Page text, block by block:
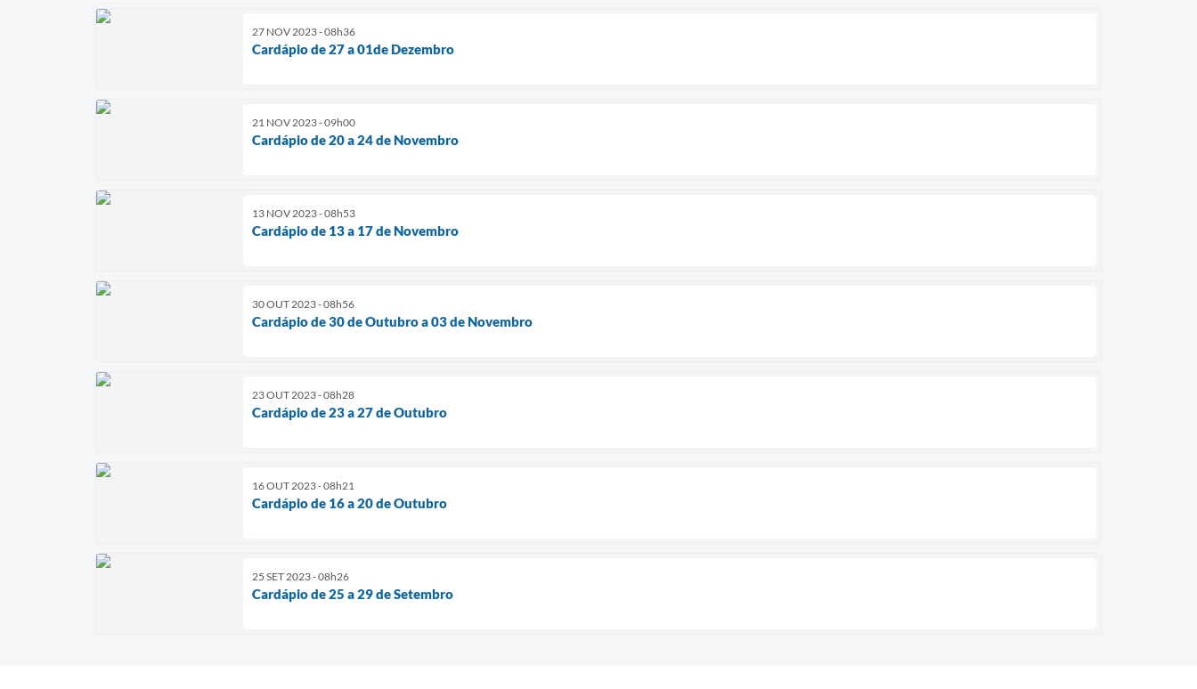
27 NOV 2023 - 08h36
Cardápio de 27 a 01de Dezembro
21 NOV 2023 - 09h00
Cardápio de 20 a 24 de Novembro
13 NOV 2023 - 08h53
Cardápio de 13 a 17 de Novembro
30 OUT 2023 - 08h56
Cardápio de 30 de Outubro a 03 de Novembro
23 OUT 2023 - 08h28
Cardápio de 23 a 27 de Outubro
16 OUT 2023 - 08h21
Cardápio de 16 a 20 de Outubro
25 SET 2023 - 08h26
Cardápio de 25 a 29 de Setembro